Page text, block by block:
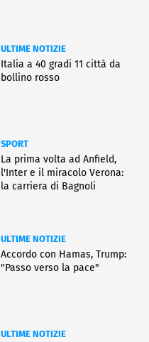
ULTIME NOTIZIE
Italia a 40 gradi 11 città da
bollino rosso
SPORT
La prima volta ad Anfield,
l'Inter e il miracolo Verona:
la carriera di Bagnoli
ULTIME NOTIZIE
Accordo con Hamas, Trump:
"Passo verso la pace"
ULTIME NOTIZIE